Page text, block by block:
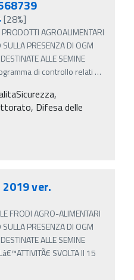
[28%]
AGROALIMENTARI
PRESENZA DI OGM
ALLE SEMINE
di controllo relati …
Difesa delle
2019 ver.
FRODI AGRO-ALIMENTARI
PRESENZA DI OGM
ALLE SEMINE
SVOLTA Il 15